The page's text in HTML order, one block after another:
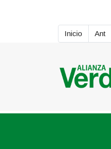
Inicio Ant